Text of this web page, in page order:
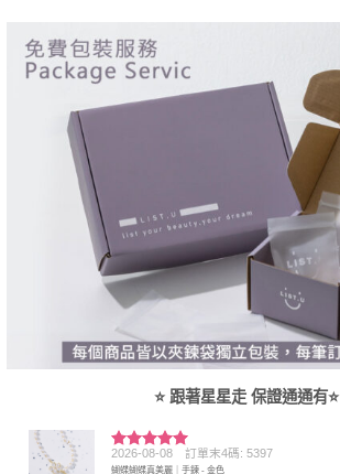
⭐ 跟著星星走 保證通通有⭐
評分5 滿
2026-08-08 訂單末4碼: 5397
蝴蝶蝴蝶真美麗｜手鍊 - 金色